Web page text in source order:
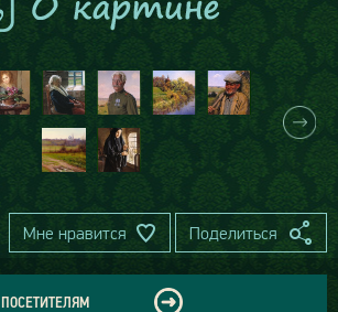
Мне нравится Поделиться
ПОСЕТИТЕЛЯМ